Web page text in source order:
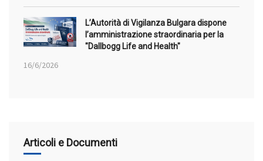
L’Autorità di Vigilanza Bulgara dispone
l’amministrazione straordinaria per la
"Dallbogg Life and Health"
16/6/2026
Articoli e Documenti